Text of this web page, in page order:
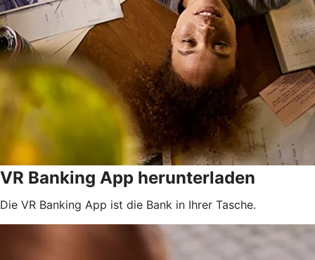
VR Banking App herunterladen
Die VR Banking App ist die Bank in Ihrer Tasche.